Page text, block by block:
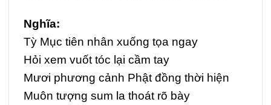
Nghĩa:
Tỳ Mục tiên nhân xuống tọa ngay
Hỏi xem vuốt tóc lại cầm tay
Mươi phương cảnh Phật đồng thời hiện
Muôn tượng sum la thoát rõ bày